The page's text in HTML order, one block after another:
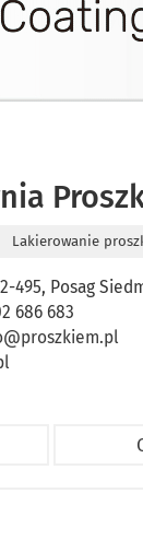
Lakierowanie
495, Posag
686 683